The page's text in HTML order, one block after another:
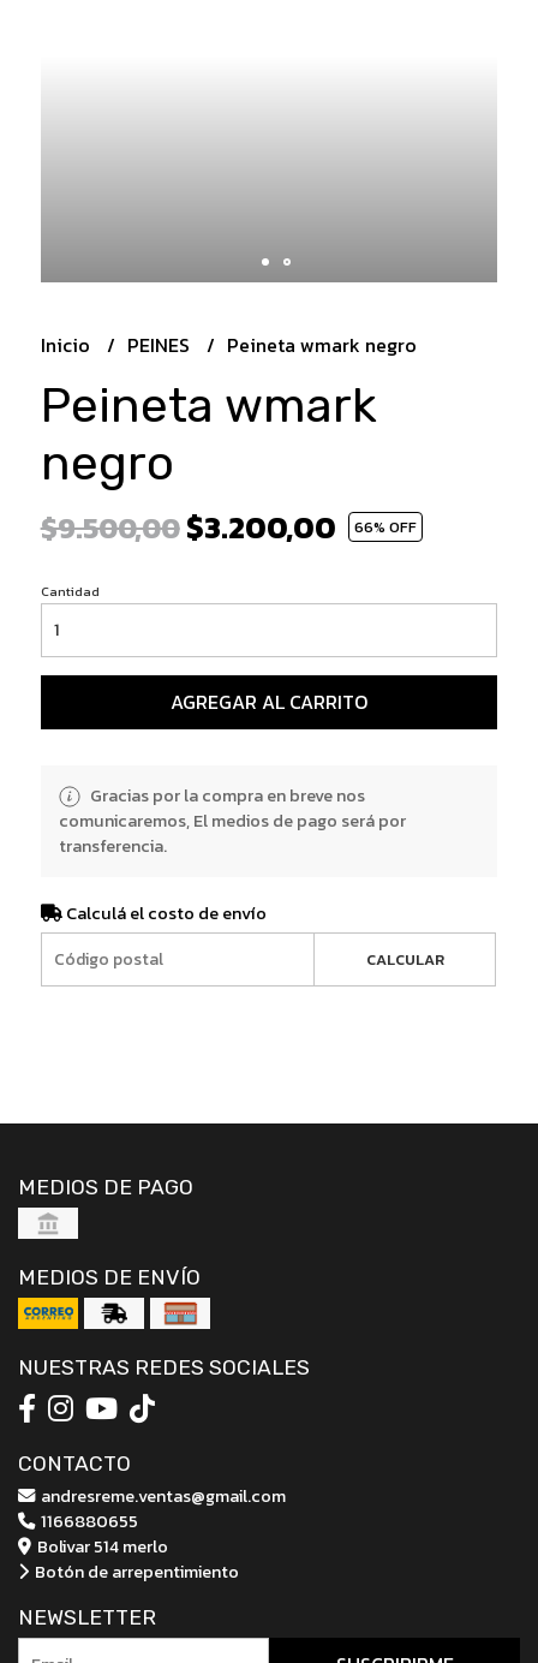
Inicio PEINES Peineta wmark negro
Peineta wmark
negro
$9.500,00$3.200,00 66% OFF
Cantidad
AGREGAR AL CARRITO
Gracias por la compra en breve nos
comunicaremos, El medios de pago será por
transferencia.
Calculá el costo de envío
CALCULAR
MEDIOS DE PAGO
MEDIOS DE ENVÍO
NUESTRAS REDES SOCIALES
CONTACTO
andresreme.ventas@gmail.com
1166880655
Bolivar 514 merlo
Botón de arrepentimiento
NEWSLETTER